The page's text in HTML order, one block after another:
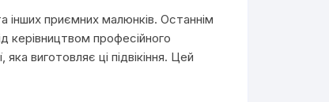
інших приємних малюнків. Останнім
керівництвом професійного
виготовляє ці підвікіння. Цей